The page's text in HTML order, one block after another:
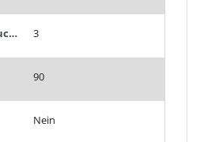
Optimaler Betriebsdruck (bar): 3
90
Nein